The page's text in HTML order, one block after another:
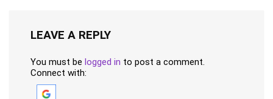
LEAVE A REPLY
You must be logged in to post a comment.
Connect with: